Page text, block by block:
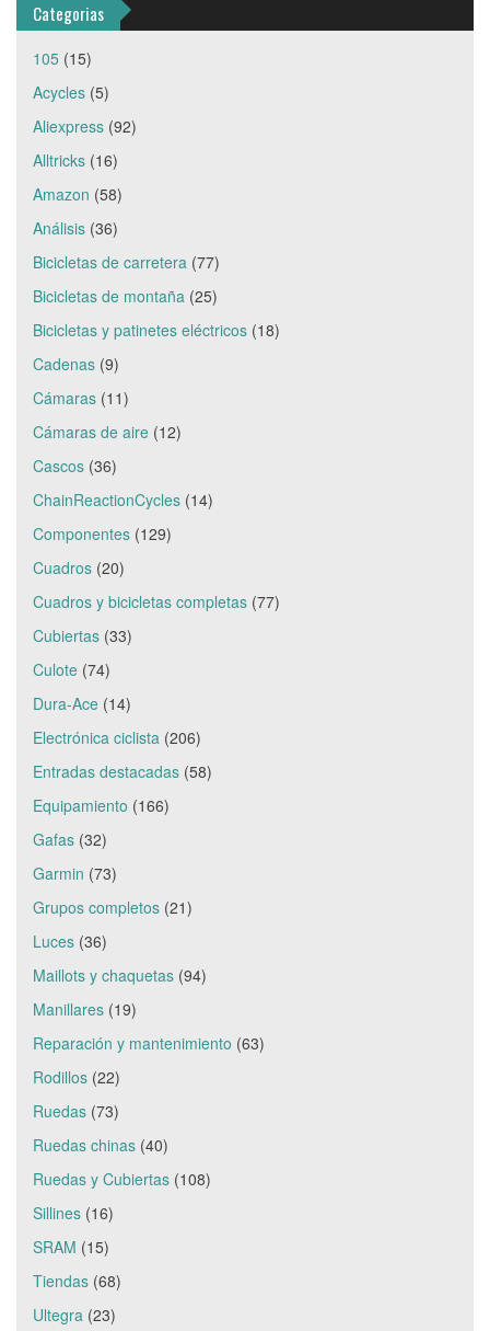
Categorias
105 (15)
Acycles (5)
Aliexpress (92)
Alltricks (16)
Amazon (58)
Análisis (36)
Bicicletas de carretera (77)
Bicicletas de montaña (25)
Bicicletas y patinetes eléctricos (18)
Cadenas (9)
Cámaras (11)
Cámaras de aire (12)
Cascos (36)
ChainReactionCycles (14)
Componentes (129)
Cuadros (20)
Cuadros y bicicletas completas (77)
Cubiertas (33)
Culote (74)
Dura-Ace (14)
Electrónica ciclista (206)
Entradas destacadas (58)
Equipamiento (166)
Gafas (32)
Garmin (73)
Grupos completos (21)
Luces (36)
Maillots y chaquetas (94)
Manillares (19)
Reparación y mantenimiento (63)
Rodillos (22)
Ruedas (73)
Ruedas chinas (40)
Ruedas y Cubiertas (108)
Sillines (16)
SRAM (15)
Tiendas (68)
Ultegra (23)